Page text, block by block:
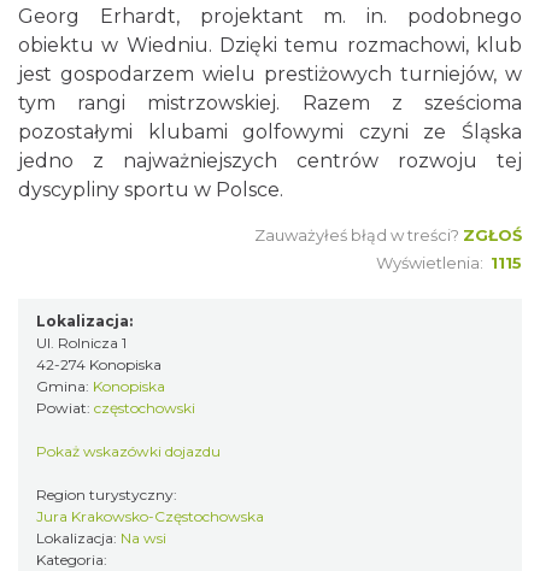
Georg Erhardt, projektant m. in. podobnego
obiektu w Wiedniu. Dzięki temu rozmachowi, klub
jest gospodarzem wielu prestiżowych turniejów, w
tym rangi mistrzowskiej. Razem z sześcioma
pozostałymi klubami golfowymi czyni ze Śląska
jedno z najważniejszych centrów rozwoju tej
dyscypliny sportu w Polsce.
Zauważyłeś błąd w treści? ZGŁOŚ
Wyświetlenia: 1115
Lokalizacja:
Ul. Rolnicza 1
42-274 Konopiska
Gmina: Konopiska
Powiat: częstochowski
Pokaż wskazówki dojazdu
Region turystyczny:
Jura Krakowsko-Częstochowska
Lokalizacja: Na wsi
Kategoria: